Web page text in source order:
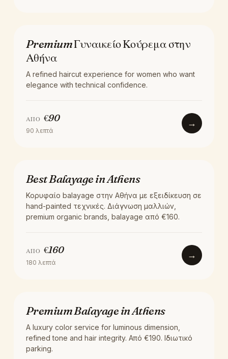
ΚΟΎΡΕΜΑ
Premium Γυναικείο Κούρεμα στην
Αθήνα
A refined haircut experience for women who want
elegance with technical confidence.
ΑΠΌ €90
90 λεπτά
→
ΧΡΏΜΑ
Best Balayage in Athens
Κορυφαίο balayage στην Αθήνα με εξειδίκευση σε
hand-painted τεχνικές. Διάγνωση μαλλιών,
premium organic brands, balayage από €160.
ΑΠΌ €160
180 λεπτά
→
ΧΡΏΜΑ
Premium Balayage in Athens
A luxury color service for luminous dimension,
refined tone and hair integrity. Από €190. Ιδιωτικό
parking.